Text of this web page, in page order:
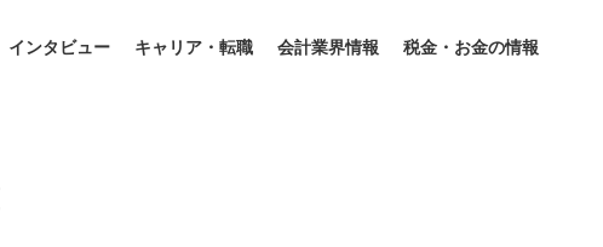
インタビュー キャリア・転職 会計業界情報 税金・お金の情報